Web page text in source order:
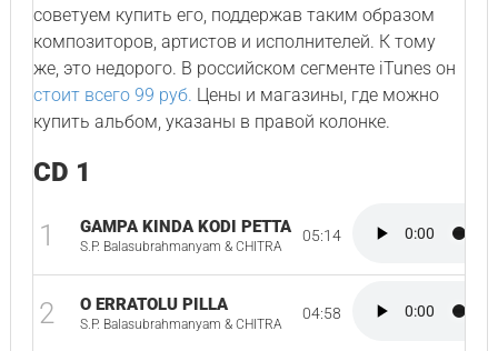
советуем купить его, поддержав таким образом
композиторов, артистов и исполнителей. К тому
же, это недорого. В российском сегменте iTunes он
стоит всего 99 руб. Цены и магазины, где можно
купить альбом, указаны в правой колонке.
CD 1
1 GAMPA KINDA KODI PETTA
S.P. Balasubrahmanyam & CHITRA
05:14
2 O ERRATOLU PILLA
S.P. Balasubrahmanyam & CHITRA
04:58